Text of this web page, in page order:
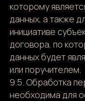
которому
данных, а также
инициативе
договора, по
данных будет
или поручителем.
9.5. Обработка
необходима для